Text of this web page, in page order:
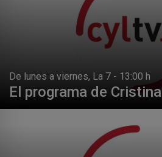
De lunes a viernes, La 7 - 13:00 h
El programa de Cristina